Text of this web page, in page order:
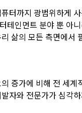
정보를 제공하는 서비스
은 서비스를 이용하기
용 계약을 체결한 개인을
은 “데이콘 인재풀 서비
인회원”을 말한다.
함은 “회사”에 대회의 주
이용하기 위해 “회사”와
어떤 권리를 행사할 수
발생하는 경우, 추가적
정보와 관련하여 데이
라도 서비스 이용에 제
이용자 맞춤형 상품 추천
됩니다.
는 마케팅 정보를 원하지
단 마케팅(대회 진행, 교
를 요청할 수 있습니다.
터까지 광범위하게
테인먼트 분야 뿐 아
삶의 모든 측면에서
증가에 비해 전 세계
자와 전문가가 심각